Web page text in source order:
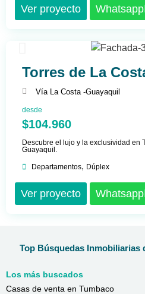
Ver proyecto Whatsapp
Torres de La
Vía La Costa -Guayaquil
desde
$104.960
Descubre el lujo y la exclusividad en
Guayaquil.
Departamentos, Dúplex
Ver proyecto Whatsapp
Top Búsquedas Inmobiliarias
Los más buscados
Casas de venta en Tumbaco